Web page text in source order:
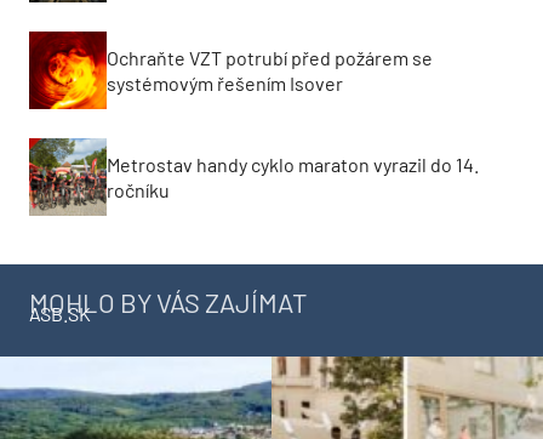
Ochraňte VZT potrubí před požárem se
systémovým řešením Isover
Metrostav handy cyklo maraton vyrazil do 14.
ročníku
MOHLO BY VÁS ZAJÍMAT
ASB.SK